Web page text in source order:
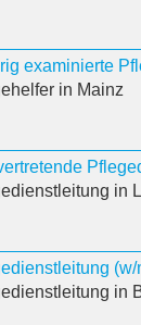
examinierte
in Mainz
in
(w/
in